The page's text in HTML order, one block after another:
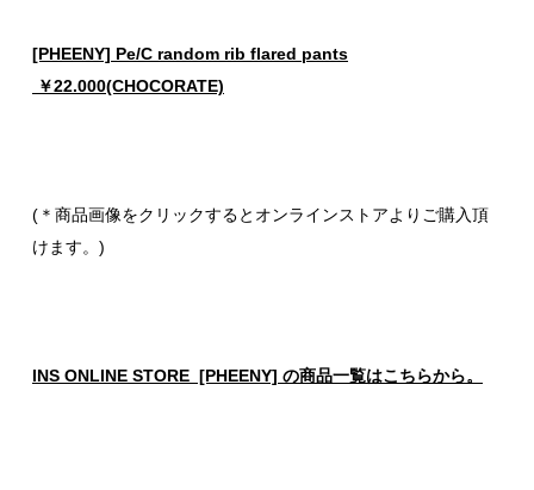
[PHEENY] Pe/C random rib flared pants
￥22.000(CHOCORATE)
(＊商品画像をクリックするとオンラインストアよりご購入頂
けます。)
INS ONLINE STORE [PHEENY] の商品一覧はこちらから。